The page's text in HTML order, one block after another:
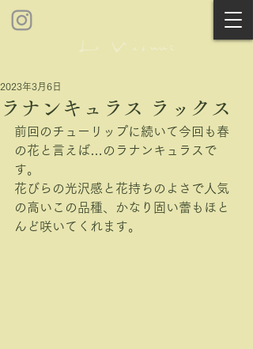
ラナンキュラス ラックス
2023年3月6日
前回のチューリップに続いて今回も春
の花と言えば…のラナンキュラスで
す。
花びらの光沢感と花持ちのよさで人気
の高いこの品種、かなり固い蕾もほと
んど咲いてくれます。